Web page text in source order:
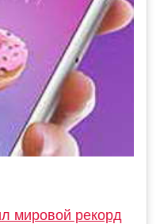
мировой рекорд